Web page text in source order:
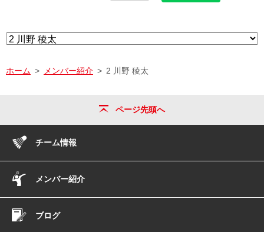
ホーム メンバー紹介 2 川野 稜太
ページ先頭へ
チーム情報
メンバー紹介
ブログ